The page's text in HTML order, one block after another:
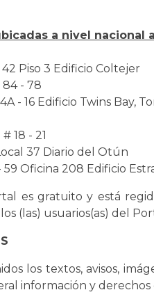
a nivel nacional
Piso 3 Edificio Coltejer
84 - 78
- 16 Edificio Twins Bay,
18 - 21
37 Diario del Otún
59 Oficina 208 Edificio
es gratuito y está
(las) usuarios(as) del
los textos, avisos,
información y